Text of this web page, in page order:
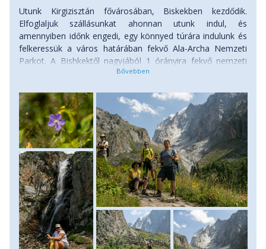
árasztó Kirgizisztánban tényleg úgy érezhetjük, hogy
megállt az idő: a vörös csillag még ott virít a buszmegállók
felett, ütött-kopott öreg Ladák járják a kátyús utakat, a
helyiek közül pedig sokan idillikus nosztalgiával áradoznak
azokról a régi szép időkről. Ha nyitott vagy a
komfortzónádból kimozdulni, akkor Kirgizisztán életed
mikor vágsz bele!
Melyek Kirgizisztán legfontosabb látnivalói?
- a Biskek melletti Ala-Archa Nemzeti Park
- a türkizkék Köl-Ükök és Köl-Tor magashegyi tavak
- a káprázatos Song Kul tó 3000 méter magasan,
hegycsúcsokkal körülvéve
- hagyományos jurtában alvás
- lovaglás a zöldellő hegyek és völgyek között
- Jeti-Ögüz és a Skazka-kanyon vörös-homokkő
sziklaformációi
- fürdés Közép-Ázsia legnagyobb tavában, az Issyk Kulban
Utunk Kirgizisztán fővárosában, Biskekben kezdődik.
Elfoglaljuk szállásunkat ahonnan utunk indul, és
amennyiben időnk engedi, egy könnyed túrára indulunk és
felkeressük a város határában fekvő Ala-Archa Nemzeti
Parkot. A Bishkektől nagyjából 1 órányira fekvő nemzeti
park egyből bevezet minket a Tien Shan előhegységeinek
havas csúcsok várnak ránk már az első napon! Az Ala-
Archa kanyon bejáratától alig fél órás buszozás után máris
az Alplager nevű hegyi településen találjuk magunkat,
innen indul majd túránk is, miközben virágzó völgyeken és
kisebb-nagyobb patakokon kelünk át, körülöttünk 3-4000
méter magas hegycsúcsokkal és gyönyörű sziklaformákkal.
A túra végén megpihenünk egyet a nemzeti park nevét
magán viselő vízesésnél, majd alig másfél óra alatt
visszatúrázunk kisbuszunkhoz. Ezután visszatérünk
belvárosi szállásunkra, ahol egy éjszakát töltünk majd.
Szállás: 4 csillagos szálloda. (szint: 550 méter, táv: 10 km,
menetidő: 4-5 óra)